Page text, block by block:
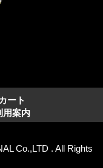
ート
用案内
Co.,LTD . All Rights